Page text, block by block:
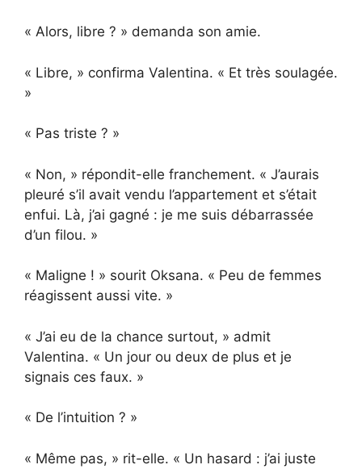
« Alors, libre ? » demanda son amie.
« Libre, » confirma Valentina. « Et très soulagée.
»
« Pas triste ? »
« Non, » répondit-elle franchement. « J’aurais
pleuré s’il avait vendu l’appartement et s’était
enfui. Là, j’ai gagné : je me suis débarrassée
d’un filou. »
« Maligne ! » sourit Oksana. « Peu de femmes
réagissent aussi vite. »
« J’ai eu de la chance surtout, » admit
Valentina. « Un jour ou deux de plus et je
signais ces faux. »
« De l’intuition ? »
« Même pas, » rit-elle. « Un hasard : j’ai juste